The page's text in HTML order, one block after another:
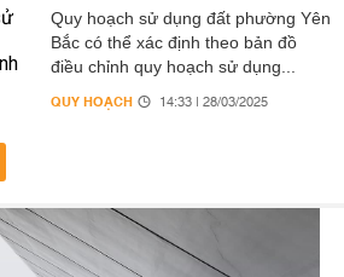
Quy hoạch sử dụng đất phường Yên
Bắc có thể xác định theo bản đồ
điều chỉnh quy hoạch sử dụng...
QUY HOẠCH 14:33 | 28/03/2025